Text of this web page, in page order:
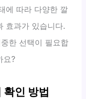
에 따라 다양한 깔
효과가 있습니다.
한 선택이 필요합
요?
인 방법